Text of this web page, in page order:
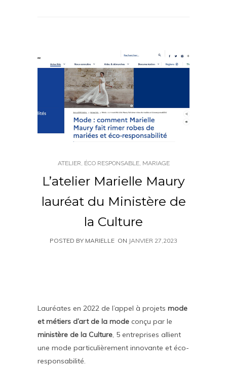
ATELIER, ÉCO RESPONSABLE, MARIAGE
L’atelier Marielle Maury
lauréat du Ministère de
la Culture
POSTED BY MARIELLE ON JANVIER 27,2023
Lauréates en 2022 de l’appel à projets mode
et métiers d’art de la mode conçu par le
ministère de la Culture, 5 entreprises allient
une mode particulièrement innovante et éco-
responsabilité.